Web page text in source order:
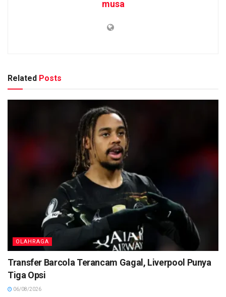
musa
Related Posts
OLAHRAGA
Transfer Barcola Terancam Gagal, Liverpool Punya
Tiga Opsi
06/08/2026